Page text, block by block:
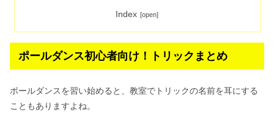
Index
ポールダンス初心者向け！トリックまとめ
ポールダンスを習い始めると、教室でトリックの名前を耳にする
こともありますよね。